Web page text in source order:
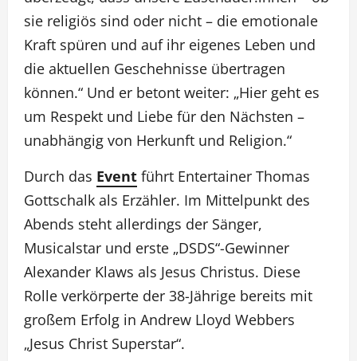
sie religiös sind oder nicht – die emotionale
Kraft spüren und auf ihr eigenes Leben und
die aktuellen Geschehnisse übertragen
können.“ Und er betont weiter: „Hier geht es
um Respekt und Liebe für den Nächsten –
unabhängig von Herkunft und Religion.“
Durch das Event führt Entertainer Thomas
Gottschalk als Erzähler. Im Mittelpunkt des
Abends steht allerdings der Sänger,
Musicalstar und erste „DSDS“-Gewinner
Alexander Klaws als Jesus Christus. Diese
Rolle verkörperte der 38-Jährige bereits mit
großem Erfolg in Andrew Lloyd Webbers
„Jesus Christ Superstar“.